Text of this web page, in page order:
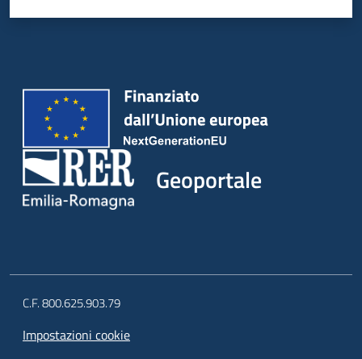
Geoportale
C.F. 800.625.903.79
Impostazioni cookie